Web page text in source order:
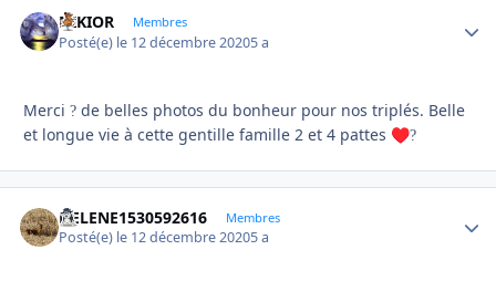
NIKIOR Membres
Posté(e) le 12 décembre 20205 a
Merci ? de belles photos du bonheur pour nos triplés. Belle
et longue vie à cette gentille famille 2 et 4 pattes ♥️?
HELENE1530592616 Membres
Posté(e) le 12 décembre 20205 a